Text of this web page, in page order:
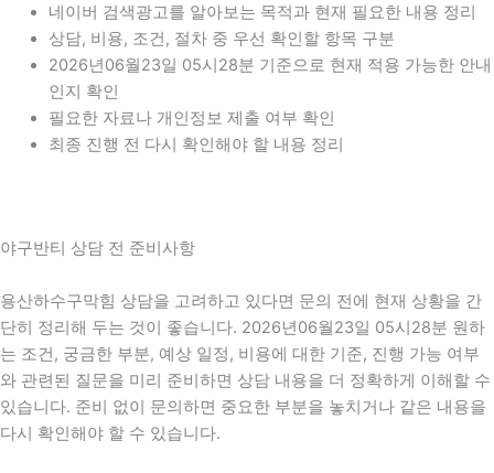
네이버 검색광고를 알아보는 목적과 현재 필요한 내용 정리
상담, 비용, 조건, 절차 중 우선 확인할 항목 구분
2026년06월23일 05시28분 기준으로 현재 적용 가능한 안내
인지 확인
필요한 자료나 개인정보 제출 여부 확인
최종 진행 전 다시 확인해야 할 내용 정리
야구반티 상담 전 준비사항
용산하수구막힘 상담을 고려하고 있다면 문의 전에 현재 상황을 간
단히 정리해 두는 것이 좋습니다. 2026년06월23일 05시28분 원하
는 조건, 궁금한 부분, 예상 일정, 비용에 대한 기준, 진행 가능 여부
와 관련된 질문을 미리 준비하면 상담 내용을 더 정확하게 이해할 수
있습니다. 준비 없이 문의하면 중요한 부분을 놓치거나 같은 내용을
다시 확인해야 할 수 있습니다.